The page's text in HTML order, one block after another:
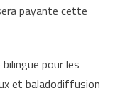
payante cette
pour les
et baladodiffusion